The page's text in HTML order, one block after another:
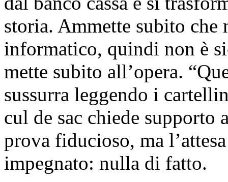
storia. Ammette subito che
informatico, quindi non è
mette subito all’opera.
sussurra leggendo i
cul de sac chiede
prova fiducioso, ma
impegnato: nulla di fatto.